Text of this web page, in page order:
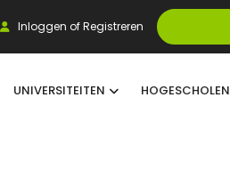
Inloggen of Registreren
UNIVERSITEITEN HOGESCHOLEN